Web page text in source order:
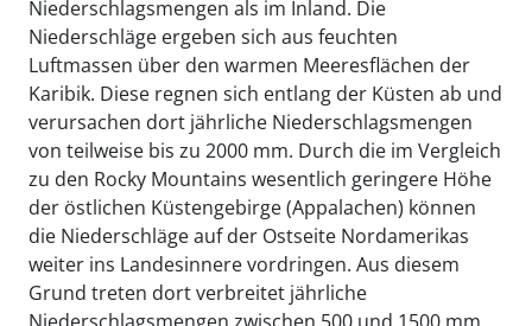
Niederschlagsmengen als im Inland. Die
Niederschläge ergeben sich aus feuchten
Luftmassen über den warmen Meeresflächen der
Karibik. Diese regnen sich entlang der Küsten ab und
verursachen dort jährliche Niederschlagsmengen
von teilweise bis zu 2000 mm. Durch die im Vergleich
zu den Rocky Mountains wesentlich geringere Höhe
der östlichen Küstengebirge (Appalachen) können
die Niederschläge auf der Ostseite Nordamerikas
weiter ins Landesinnere vordringen. Aus diesem
Grund treten dort verbreitet jährliche